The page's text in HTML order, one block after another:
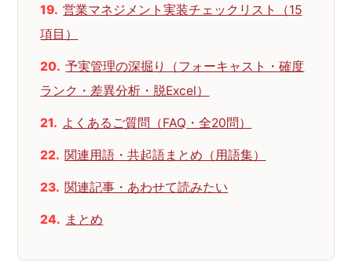
営業マネジメント実装チェックリスト（15
項目）
予実管理の深掘り（フォーキャスト・確度
ランク・差異分析・脱Excel）
よくあるご質問（FAQ・全20問）
関連用語・共起語まとめ（用語集）
関連記事・あわせて読みたい
まとめ